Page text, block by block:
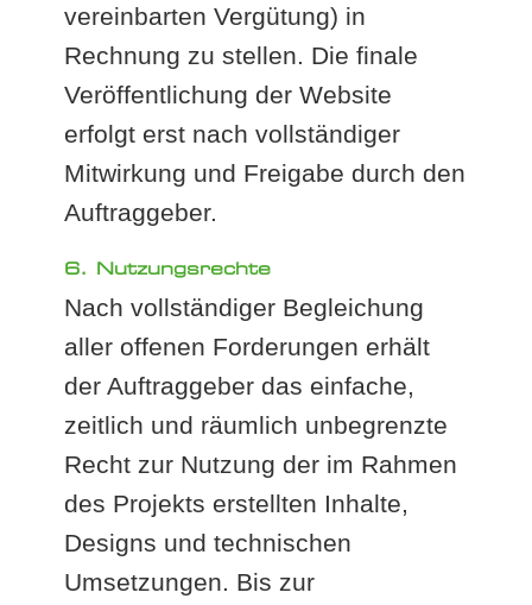
vereinbarten Vergütung) in
Rechnung zu stellen. Die finale
Veröffentlichung der Website
erfolgt erst nach vollständiger
Mitwirkung und Freigabe durch den
Auftraggeber.
6. Nutzungsrechte
Nach vollständiger Begleichung
aller offenen Forderungen erhält
der Auftraggeber das einfache,
zeitlich und räumlich unbegrenzte
Recht zur Nutzung der im Rahmen
des Projekts erstellten Inhalte,
Designs und technischen
Umsetzungen. Bis zur